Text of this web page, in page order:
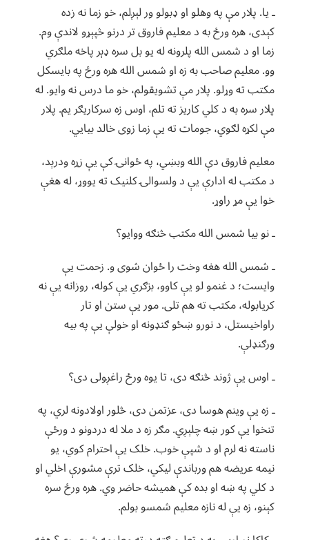
ـ یا. پلار مې په وهلو او ډبولو ور لېږلم، خو زما نه زده
کېدی، هره ورځ به د معلیم فاروق تر درنو څپېړو لاندې وم.
زما او د شمس الله پلرونه له یو بل سره ډېر پاخه ملګري
وو. معلیم صاحب به زه او شمس الله هره ورځ په بایسکل
مکتب ته وړلو. پلار مې تشویقولم، خو ما درس نه وایو. له
پلار سره به د کلي کاریز ته تلم، اوس زه سرکاریګر یم. پلار
مې لکړه لګوي، جومات ته یې زما زوی خالد بیایي.
معلیم فاروق دې الله وبښي، په ځوانۍ کې یې زړه ودرېد،
د مکتب له ادارې یې د ولسوالۍ کلنیک ته یووړ، له هغې
خوا یې مړ راوړ.
ـ نو بیا شمس الله مکتب څنګه ووایو؟
ـ شمس الله هغه وخت را ځوان شوی و. زحمت یې
وایست؛ د غنمو لو یې کاوو، بزګري یې کوله، روزانه یې نه
کریابوله، مکتب ته هم تلی. مور یې ستن او تار
راواخیستل، د نورو ښځو ګنډونه او خولې یې په بیه
ورګنډلې.
ـ اوس یې ژوند څنګه دی، تا یوه ورځ راغږولی دی؟
ـ زه یې وینم هوسا دی، عزتمن دی، څلور اولادونه لري، په
تنخوا یې کور ښه چلېږي. مګر زه د ملا له دردونو د ورځې
ناسته نه لرم او د شپې خوب. خلک یې احترام کوي، یو
نیمه عریضه هم ورباندې لیکي، خلک ترې مشورې اخلي او
د کلي په ښه او بده کې همیشه حاضر وي. هره ورځ سره
کېنو، زه یې له نازه معلیم شمسو بولم.